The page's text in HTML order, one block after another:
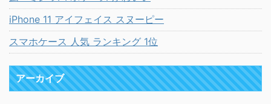
iPhone 11 アイフェイス スヌーピー
スマホケース 人気 ランキング 1位
アーカイブ